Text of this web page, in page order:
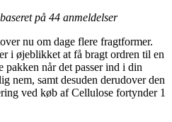
på 44 anmeldelser
nu om dage flere fragtformer.
i øjeblikket at få bragt ordren til en
pakken når det passer ind i din
nem, samt desuden derudover den
ved køb af Cellulose fortynder 1